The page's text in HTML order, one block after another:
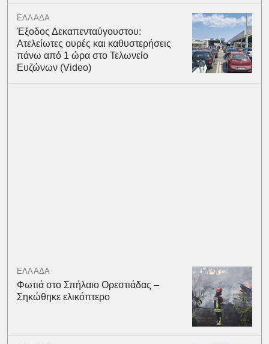
ΕΛΛΑΔΑ
Έξοδος Δεκαπενταύγουστου:
Ατελείωτες ουρές και καθυστερήσεις
πάνω από 1 ώρα στο Τελωνείο
Ευζώνων (Video)
ΕΛΛΑΔΑ
Φωτιά στο Σπήλαιο Ορεστιάδας –
Σηκώθηκε ελικόπτερο